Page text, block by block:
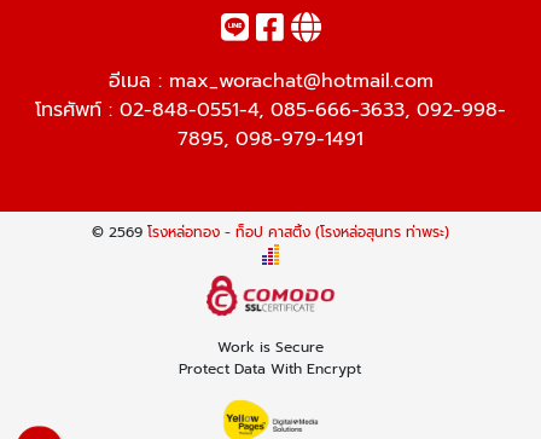
อีเมล : max_worachat@hotmail.com
โทรศัพท์ : 02-848-0551-4, 085-666-3633, 092-998-
7895, 098-979-1491
© 2569 โรงหล่อทอง - ท็อป คาสติ้ง (โรงหล่อสุนทร ท่าพระ)
Work is Secure
Protect Data With Encrypt